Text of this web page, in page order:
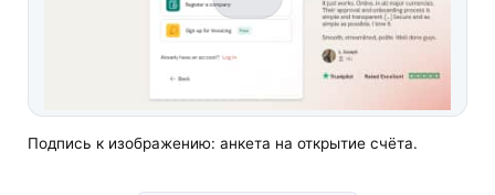
Подпись к изображению: анкета на открытие счёта.